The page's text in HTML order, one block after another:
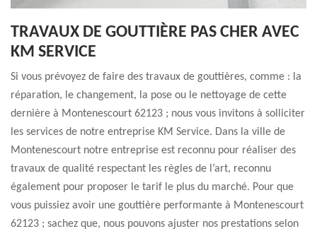
TRAVAUX DE GOUTTIÈRE PAS CHER AVEC
KM SERVICE
Si vous prévoyez de faire des travaux de gouttières, comme : la
réparation, le changement, la pose ou le nettoyage de cette
dernière à Montenescourt 62123 ; nous vous invitons à solliciter
les services de notre entreprise KM Service. Dans la ville de
Montenescourt notre entreprise est reconnu pour réaliser des
travaux de qualité respectant les règles de l’art, reconnu
également pour proposer le tarif le plus du marché. Pour que
vous puissiez avoir une gouttière performante à Montenescourt
62123 ; sachez que, nous pouvons ajuster nos prestations selon